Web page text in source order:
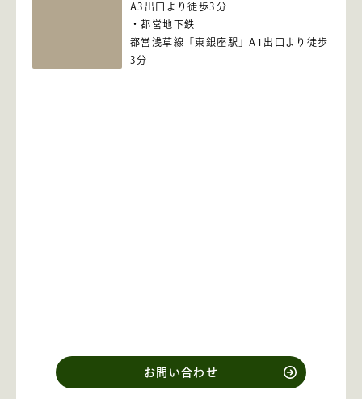
A3出口より徒歩3分
都営地下鉄
都営浅草線「東銀座駅」A1出口より徒歩
3分
お問い合わせ